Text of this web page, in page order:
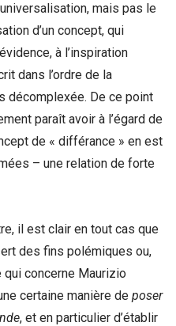
universalisation, mais pas le
d’un concept, qui
à l’inspiration
dans l’ordre de la
décomplexée. De ce point
paraît avoir à l’égard de
de « différance » en est
– une relation de forte
il est clair en tout cas que
des fins polémiques ou,
qui concerne Maurizio
certaine manière de poser
, et en particulier d’établir